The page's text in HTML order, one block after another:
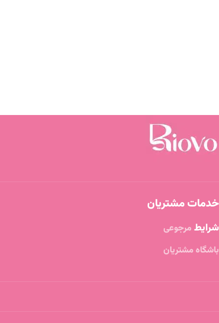
خدمات مشتریان
شرایط مرجوعی
باشگاه مشتریان